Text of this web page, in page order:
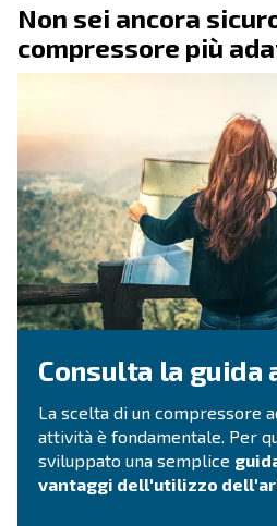
Richiedi un
Hai bisogno di
prodotti? Ecco come
Compila il modulo con